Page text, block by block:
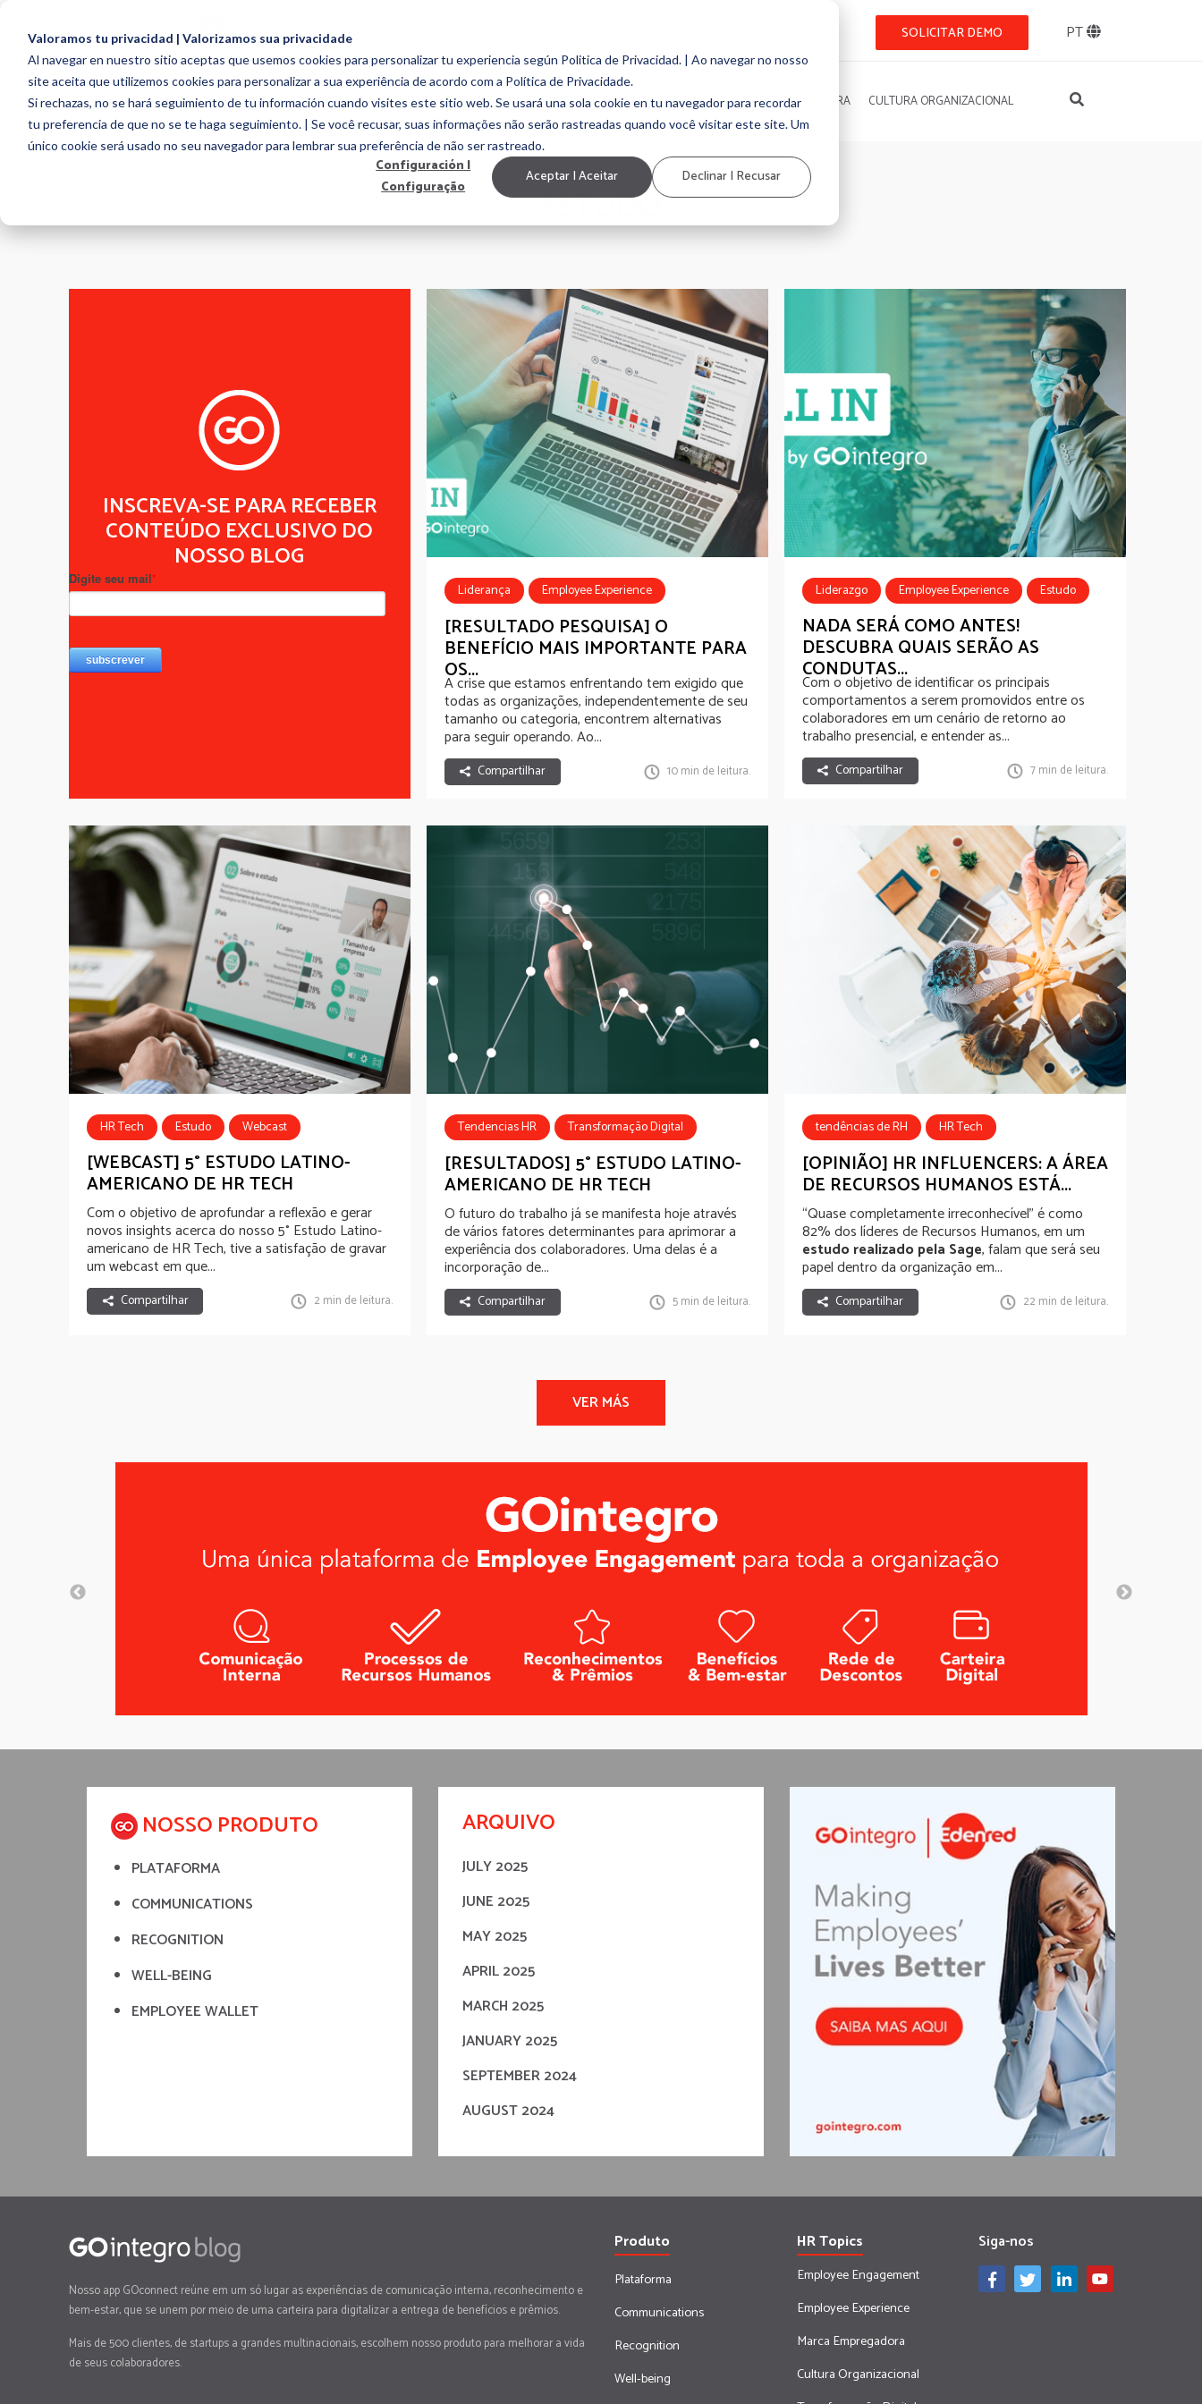
Valoramos tu privacidad | Valorizamos sua privacidade
Al navegar en nuestro sitio aceptas que usemos cookies para personalizar tu experiencia según Politica de Privacidad. | Ao navegar no nosso
site aceita que utilizemos cookies para personalizar a sua experiência de acordo com a Política de Privacidade.
Si rechazas, no se hará seguimiento de tu información cuando visites este sitio web. Se usará una sola cookie en tu navegador para recordar
tu preferencia de que no se te haga seguimiento. | Se você recusar, suas informações não serão rastreadas quando você visitar este site. Um
único cookie será usado no seu navegador para lembrar sua preferência de não ser rastreado.
Configuración |
Configuração
Aceptar | Aceitar Declinar | Recusar
SOLICITAR DEMO PT
EMPLOYEE ENGAGEMENT EMPLOYEE EXPERIENCE MARCA EMPREGADORA CULTURA ORGANIZACIONAL
ESTUDO
INSCREVA-SE PARA RECEBER
CONTEÚDO EXCLUSIVO DO
NOSSO BLOG
Liderança
Employee Experience
Employee Benefits
Estudo
Wellbeing
Bem-estar
Novo Normal
[RESULTADO PESQUISA] O
BENEFÍCIO MAIS IMPORTANTE PARA
OS...
A crise que estamos enfrentando tem exigido que
todas as organizações, independentemente de seu
tamanho ou categoria, encontrem alternativas
para seguir operando. Ao...
Compartilhar 10 min de leitura.
Liderazgo Employee Experience Estudo
NADA SERÁ COMO ANTES!
DESCUBRA QUAIS SERÃO AS
CONDUTAS...
Com o objetivo de identificar os principais
comportamentos a serem promovidos entre os
colaboradores em um cenário de retorno ao
trabalho presencial, e entender as...
Compartilhar 7 min de leitura.
HR Tech Estudo Webcast
[WEBCAST] 5° ESTUDO LATINO-
AMERICANO DE HR TECH
Com o objetivo de aprofundar a reflexão e gerar
novos insights acerca do nosso5° Estudo Latino-
americano de HR Tech, tive a satisfação de gravar
um webcast em que...
Compartilhar 2 min de leitura.
Tendencias HR
Transformação Digital
Estudo
[RESULTADOS] 5° ESTUDO LATINO-
AMERICANO DE HR TECH
O futuro do trabalho já se manifesta hoje através
de vários fatores determinantes para aprimorar a
experiência dos colaboradores. Uma delas é a
incorporação de...
Compartilhar 5 min de leitura.
tendências de RH
HR Tech
HRInfluencersLatAm2019
Estudo
[OPINIÃO] HR INFLUENCERS: A ÁREA
DE RECURSOS HUMANOS ESTÁ...
“Quase completamente irreconhecível” é como
82% dos líderes de Recursos Humanos, em um
estudo realizado pela Sage, falam que será seu
papel dentro da organização em...
Compartilhar 22 min de leitura.
NOSSO PRODUTO
PLATAFORMA
COMMUNICATIONS
RECOGNITION
WELL-BEING
EMPLOYEE WALLET
ARQUIVO
JULY 2025
JUNE 2025
MAY 2025
APRIL 2025
MARCH 2025
JANUARY 2025
SEPTEMBER 2024
AUGUST 2024
Nosso app GOconnect reúne em um só lugar as experiências de comunicação interna, reconhecimento e
bem-estar, que se unem por meio de uma carteira para digitalizar a entrega de benefícios e prêmios.
Mais de 500 clientes, de startups a grandes multinacionais, escolhem nosso produto para melhorar a vida
de seus colaboradores.
Produto
Plataforma
Communications
Recognition
Well-being
HR Topics
Employee Engagement
Employee Experience
Marca Empregadora
Cultura Organizacional
Siga-nos